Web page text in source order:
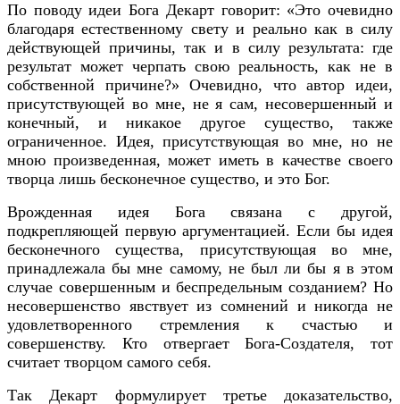
По поводу идеи Бога Декарт говорит: «Это очевидно
благодаря естественному свету и реально как в силу
действующей причины, так и в силу результата: где
результат может черпать свою реальность, как не в
собственной причине?» Очевидно, что автор идеи,
присутствующей во мне, не я сам, несовершенный и
конечный, и никакое другое существо, также
ограниченное. Идея, присутствующая во мне, но не
мною произведенная, может иметь в качестве своего
творца лишь бесконечное существо, и это Бог.
Врожденная идея Бога связана с другой,
подкрепляющей первую аргументацией. Если бы идея
бесконечного существа, присутствующая во мне,
принадлежала бы мне самому, не был ли бы я в этом
случае совершенным и беспредельным созданием? Но
несовершенство явствует из сомнений и никогда не
удовлетворенного стремления к счастью и
совершенству. Кто отвергает Бога-Создателя, тот
считает творцом самого себя.
Так Декарт формулирует третье доказательство,